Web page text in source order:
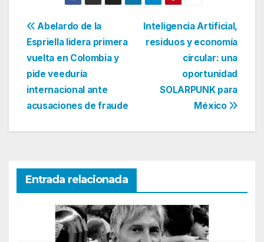
Navegación
de
entradas
Inteligencia Artificial,
residuos y economía
circular: una
oportunidad
SOLARPUNK para
México
Abelardo de la
Espriella lidera primera
vuelta en Colombia y
pide veeduría
internacional ante
acusaciones de fraude
Entrada relacionada